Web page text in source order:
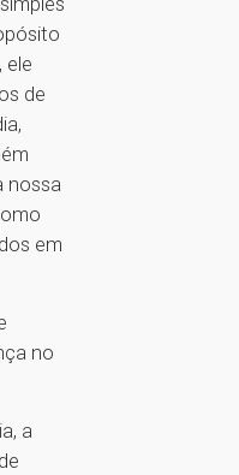
ele
de
nossa
em
no
a